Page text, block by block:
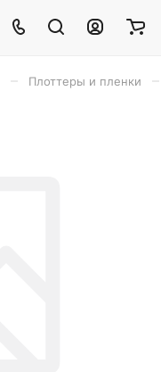
Плоттеры и пленки